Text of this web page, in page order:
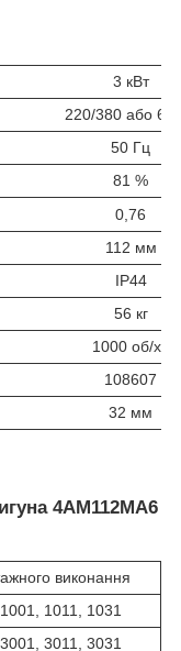
3 кВт
220/380 або
50 Гц
81 %
0,76
112 мм
IP44
56 кг
1000 об/хв
108607
32 мм
4АМ112МА6
виконання
1011, 1031
3011, 3031